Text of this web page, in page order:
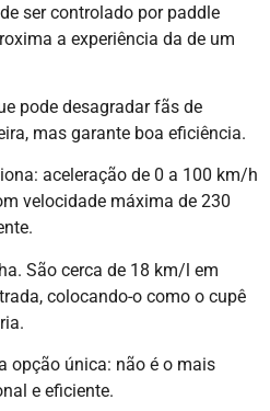
ser controlado por paddle
a experiência da de um
pode desagradar fãs de
mas garante boa eficiência.
aceleração de 0 a 100 km/h
velocidade máxima de 230
São cerca de 18 km/l em
colocando-o como o cupê
opção única: não é o mais
e eficiente.